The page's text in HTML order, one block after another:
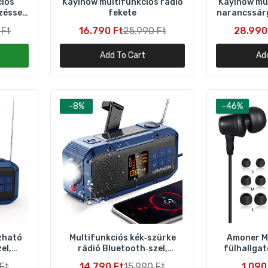
ME‑19 vezetékes fülhallgató mikrofonnal – 3,5 mm
B28S piros mini LCD hangszóró – hordozható zenelejátszó
8.890 Ft
SR400 Bluetooth Hi‑Fi Sztereó USB/S PC
db
9.990 Ft
17.990 Ft
vezetékes fülhallgató mikrofonnal – 3,5 mm jack
Kayinow multifunkciós rádió
fekete
16.790 Ft25.990 Ft
Add To Cart
Kayinow
-8%
Multifunkciós kék‑szürke
rádió Bluetooth‑szel,
-46%
Amoner